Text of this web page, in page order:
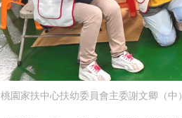
桃園家扶中心扶幼委員會主委謝文卿（中